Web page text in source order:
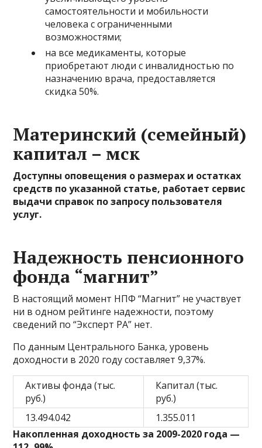
самостоятельности и мобильности
человека с ограниченными
возможностями;
на все медикаменты, которые
приобретают люди с инвалидностью по
назначению врача, предоставляется
скидка 50%.
Материнский (семейный)
капитал – мск
Доступны оповещения о размерах и остатках
средств по указанной статье, работает сервис
выдачи справок по запросу пользователя
услуг.
Надежность пенсионного
фонда “магнит”
В настоящий момент НПФ “Магнит” не участвует
ни в одном рейтинге надежности, поэтому
сведений по “Эксперт РА” нет.
По данным Центрального Банка, уровень
доходности в 2020 году составляет 9,37%.
Активы фонда (тыс.
руб.)
Капитал (тыс.
руб.)
13.494.042
1.355.011
Накопленная доходность за 2009-2020 года —